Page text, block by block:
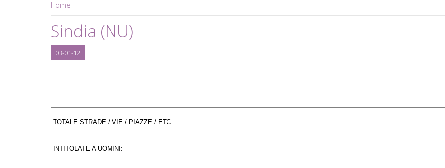
Home
Sindia (NU)
03-01-12
TOTALE STRADE / VIE / PIAZZE / ETC.:
INTITOLATE A UOMINI: